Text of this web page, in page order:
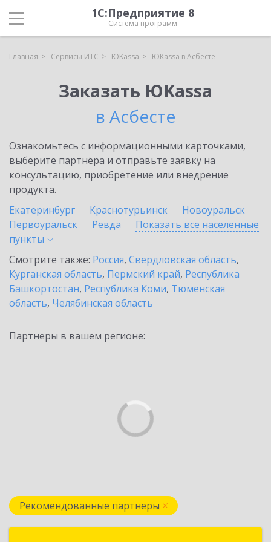
1С:Предприятие 8
Система программ
Главная Сервисы ИТС ЮKassa ЮKassa в Асбесте
Заказать ЮKassa
в Асбесте
Ознакомьтесь с информационными карточками,
выберите партнёра и отправьте заявку на
консультацию, приобретение или внедрение
продукта.
Екатеринбург
Краснотурьинск
Новоуральск
Первоуральск
Ревда
Показать все населенные
пункты
Смотрите также: Россия, Свердловская область,
Курганская область, Пермский край, Республика
Башкортостан, Республика Коми, Тюменская
область, Челябинская область
Партнеры в вашем регионе:
Рекомендованные партнеры